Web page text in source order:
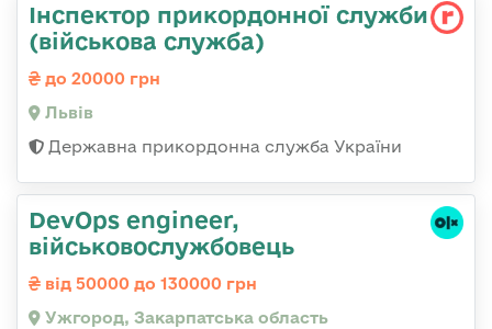
Інспектор прикордонної служби
(військова служба)
до 20000 грн
Львів
Державна прикордонна служба України
DevOps engineer,
військовослужбовець
від 50000 до 130000 грн
Ужгород, Закарпатська область